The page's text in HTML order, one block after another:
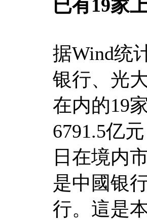
已有19家
据Wind统
银行、光
在内的19
6791.5亿
日在境内
是中國银
行。這是